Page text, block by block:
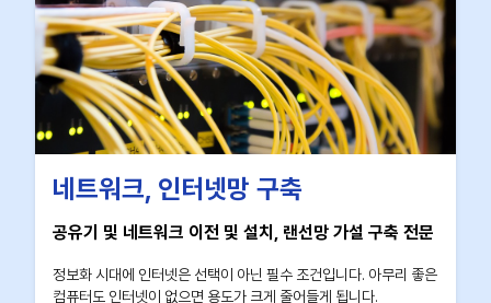
네트워크, 인터넷망 구축
공유기 및 네트워크 이전 및 설치, 랜선망 가설 구축 전문
정보화 시대에 인터넷은 선택이 아닌 필수 조건입니다. 아무리 좋은
컴퓨터도 인터넷이 없으면 용도가 크게 줄어들게 됩니다.